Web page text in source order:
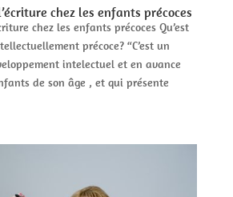
chez les enfants précoces
chez les enfants précoces Qu’est
précoce? “C’est un
intelectuel et en avance
de son âge , et qui présente